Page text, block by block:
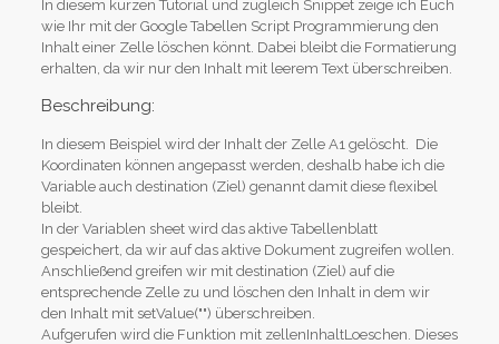
In diesem kurzen Tutorial und zugleich Snippet zeige ich Euch
wie Ihr mit der Google Tabellen Script Programmierung den
Inhalt einer Zelle löschen könnt. Dabei bleibt die Formatierung
erhalten, da wir nur den Inhalt mit leerem Text überschreiben.
Beschreibung:
In diesem Beispiel wird der Inhalt der Zelle A1 gelöscht. Die
Koordinaten können angepasst werden, deshalb habe ich die
Variable auch destination (Ziel) genannt damit diese flexibel
bleibt.
In der Variablen sheet wird das aktive Tabellenblatt
gespeichert, da wir auf das aktive Dokument zugreifen wollen.
Anschließend greifen wir mit destination (Ziel) auf die
entsprechende Zelle zu und löschen den Inhalt in dem wir
den Inhalt mit setValue("") überschreiben.
Aufgerufen wird die Funktion mit zellenInhaltLoeschen. Dieses